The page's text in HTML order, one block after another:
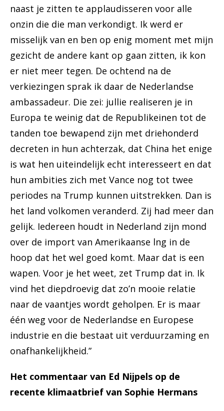
naast je zitten te applaudisseren voor alle
onzin die die man verkondigt. Ik werd er
misselijk van en ben op enig moment met mijn
gezicht de andere kant op gaan zitten, ik kon
er niet meer tegen. De ochtend na de
verkiezingen sprak ik daar de Nederlandse
ambassadeur. Die zei: jullie realiseren je in
Europa te weinig dat de Republikeinen tot de
tanden toe bewapend zijn met driehonderd
decreten in hun achterzak, dat China het enige
is wat hen uiteindelijk echt interesseert en dat
hun ambities zich met Vance nog tot twee
periodes na Trump kunnen uitstrekken. Dan is
het land volkomen veranderd. Zij had meer dan
gelijk. Iedereen houdt in Nederland zijn mond
over de import van Amerikaanse lng in de
hoop dat het wel goed komt. Maar dat is een
wapen. Voor je het weet, zet Trump dat in. Ik
vind het diepdroevig dat zo’n mooie relatie
naar de vaantjes wordt geholpen. Er is maar
één weg voor de Nederlandse en Europese
industrie en die bestaat uit verduurzaming en
onafhankelijkheid.”
Het commentaar van Ed Nijpels op de
recente klimaatbrief van Sophie Hermans